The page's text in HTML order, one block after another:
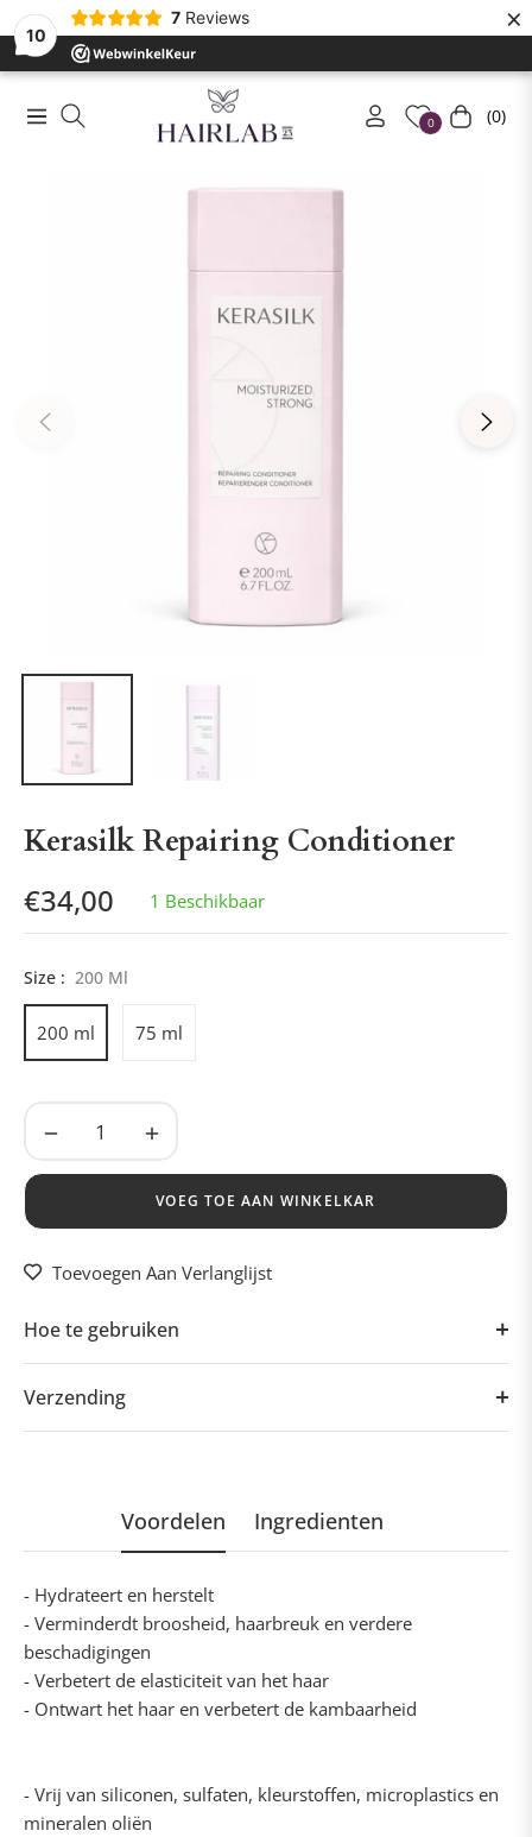
10
7 Reviews ×
Navigation 0 (0)
Kerasilk Repairing Conditioner
Normale
prijs
€34,00 1 Beschikbaar
Size : 200 Ml
200 ml 75 ml
− +
VOEG TOE AAN WINKELKAR
Toevoegen Aan Verlanglijst
Hoe te gebruiken
Verzending
Voordelen Ingredienten
- Hydrateert en herstelt
- Verminderdt broosheid, haarbreuk en verdere
beschadigingen
- Verbetert de elasticiteit van het haar
- Ontwart het haar en verbetert de kambaarheid
- Vrij van siliconen, sulfaten, kleurstoffen, microplastics en
mineralen oliën